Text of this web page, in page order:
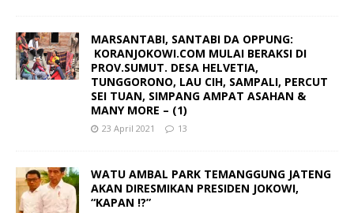
MARSANTABI, SANTABI DA OPPUNG:
KORANJOKOWI.COM MULAI BERAKSI DI
PROV.SUMUT. DESA HELVETIA,
TUNGGORONO, LAU CIH, SAMPALI, PERCUT
SEI TUAN, SIMPANG AMPAT ASAHAN &
MANY MORE – (1)
23 April 2021 13
WATU AMBAL PARK TEMANGGUNG JATENG
AKAN DIRESMIKAN PRESIDEN JOKOWI,
“KAPAN !?”